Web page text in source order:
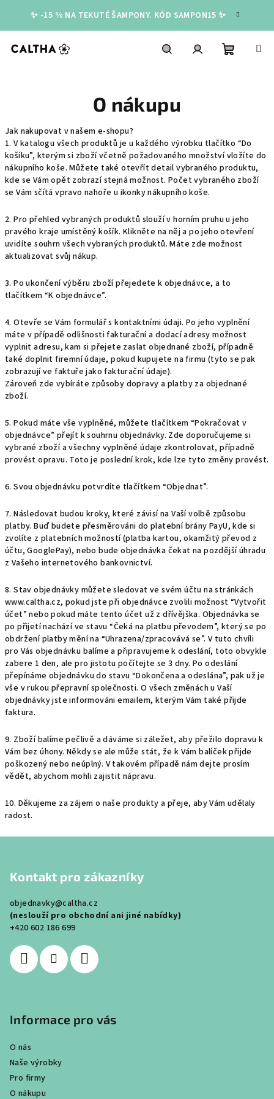
obsah
✨ -15 % NA TEKUTÉ ŠAMPONY. KÓD SAMPON15 ✨
O nákupu
Jak nakupovat v našem e-shopu?
1. V katalogu všech produktů je u každého výrobku tlačítko “Do
košíku”, kterým si zboží včetně požadovaného množství vložíte do
nákupního koše. Můžete také otevřít detail vybraného produktu,
kde se Vám opět zobrazí stejná možnost. Počet vybraného zboží
se Vám sčítá vpravo nahoře u ikonky nákupního koše.
2. Pro přehled vybraných produktů slouží v horním pruhu u jeho
pravého kraje umístěný košík. Klikněte na něj a po jeho otevření
uvidíte souhrn všech vybraných produktů. Máte zde možnost
aktualizovat svůj nákup.
3. Po ukončení výběru zboží přejedete k objednávce, a to
tlačítkem “K objednávce”.
4. Otevře se Vám formulář s kontaktními údaji. Po jeho vyplnění
máte v případě odlišnosti fakturační a dodací adresy možnost
vyplnit adresu, kam si přejete zaslat objednané zboží, případně
také doplnit firemní údaje, pokud kupujete na firmu (tyto se pak
zobrazují ve faktuře jako fakturační údaje).
Zároveň zde vybíráte způsoby dopravy a platby za objednané
zboží.
5. Pokud máte vše vyplněné, můžete tlačítkem “Pokračovat v
objednávce” přejít k souhrnu objednávky. Zde doporučujeme si
vybrané zboží a všechny vyplněné údaje zkontrolovat, případně
provést opravu. Toto je poslední krok, kde lze tyto změny provést.
6. Svou objednávku potvrdíte tlačítkem “Objednat”.
7. Následovat budou kroky, které závisí na Vaší volbě způsobu
platby. Buď budete přesměrováni do platební brány PayU, kde si
zvolíte z platebních možností (platba kartou, okamžitý převod z
účtu, GooglePay), nebo bude objednávka čekat na pozdější úhradu
z Vašeho internetového bankovnictví.
8. Stav objednávky můžete sledovat ve svém účtu na stránkách
www.caltha.cz, pokud jste při objednávce zvolili možnost “Vytvořit
účet” nebo pokud máte tento účet už z dřívějška. Objednávka se
po přijetí nachází ve stavu “Čeká na platbu převodem”, který se po
obdržení platby mění na “Uhrazena/zpracovává se”. V tuto chvíli
pro Vás objednávku balíme a připravujeme k odeslání, toto obvykle
zabere 1 den, ale pro jistotu počítejte se 3 dny. Po odeslání
přepínáme objednávku do stavu “Dokončena a odeslána”, pak už je
vše v rukou přepravní společnosti. O všech změnách u Vaší
objednávky jste informováni emailem, kterým Vám také přijde
faktura.
9. Zboží balíme pečlivě a dáváme si záležet, aby přežilo dopravu k
Vám bez úhony. Někdy se ale může stát, že k Vám balíček přijde
poškozený nebo neúplný. V takovém případě nám dejte prosím
vědět, abychom mohli zajistit nápravu.
10. Děkujeme za zájem o naše produkty a přeje, aby Vám udělaly
radost.
Kontakt pro zákazníky
objednavky@caltha.cz
(neslouží pro obchodní ani jiné nabídky)
+420 602 186 699
Informace pro vás
O nás
Naše výrobky
Pro firmy
O nákupu